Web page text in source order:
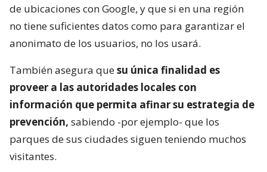
de ubicaciones con Google, y que si en una región
no tiene suficientes datos como para garantizar el
anonimato de los usuarios, no los usará.
También asegura quesu única finalidad es
proveer a las autoridades locales con
información que permita afinar su estrategia de
prevención, sabiendo -por ejemplo- que los
parques de sus ciudades siguen teniendo muchos
visitantes.